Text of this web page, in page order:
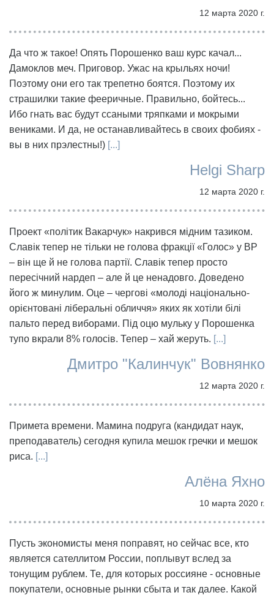
12 марта 2020 г.
Да что ж такое! Опять Порошенко ваш курс качал...
Дамоклов меч. Приговор. Ужас на крыльях ночи!
Поэтому они его так трепетно боятся. Поэтому их
страшилки такие фееричные. Правильно, бойтесь...
Ибо гнать вас будут ссаными тряпками и мокрыми
вениками. И да, не останавливайтесь в своих фобиях -
вы в них прэлестны!) [...]
Helgi Sharp
12 марта 2020 г.
Проект «політик Вакарчук» накрився мідним тазиком.
Славік тепер не тільки не голова фракції «Голос» у ВР
– він ще й не голова партії. Славік тепер просто
пересічний нардеп – але й це ненадовго. Доведено
його ж минулим. Оце – чергові «молоді національно-
орієнтовані ліберальні обличчя» яких як хотіли білі
пальто перед виборами. Під оцю мульку у Порошенка
тупо вкрали 8% голосів. Тепер – хай жеруть. [...]
Дмитро "Калинчук" Вовнянко
12 марта 2020 г.
Примета времени. Мамина подруга (кандидат наук,
преподаватель) сегодня купила мешок гречки и мешок
риса. [...]
Алёна Яхно
10 марта 2020 г.
Пусть экономисты меня поправят, но сейчас все, кто
является сателлитом России, поплывут вслед за
тонущим рублем. Те, для которых россияне - основные
покупатели, основные рынки сбыта и так далее. Какой